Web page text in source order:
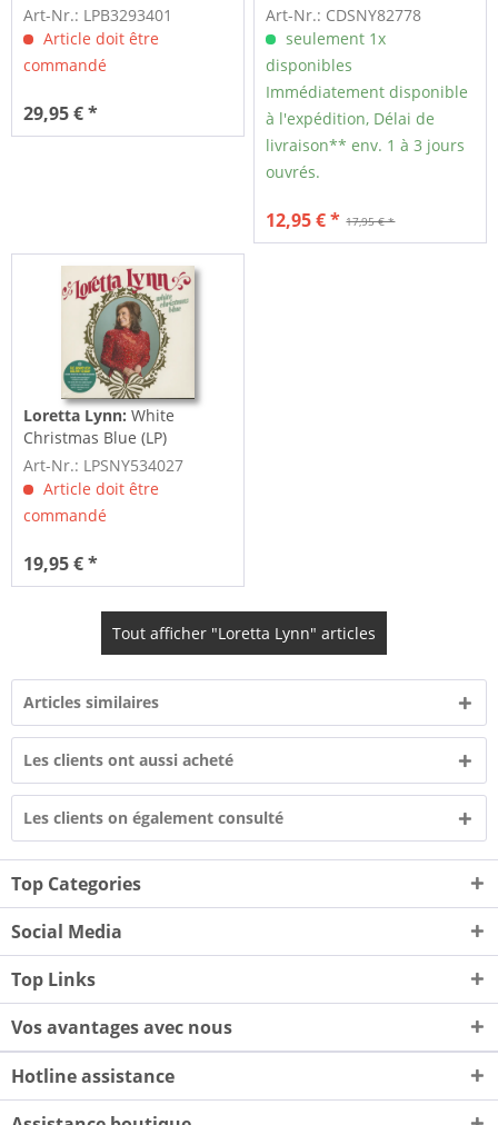
Art-Nr.: LPB3293401
Article doit être
commandé
29,95 € *
Art-Nr.: CDSNY82778
seulement 1x
disponibles
Immédiatement disponible
à l'expédition, Délai de
livraison** env. 1 à 3 jours
ouvrés.
17,95 € *
12,95 € *
Loretta Lynn: White
Christmas Blue (LP)
Art-Nr.: LPSNY534027
Article doit être
commandé
19,95 € *
Tout afficher "Loretta Lynn" articles
Articles similaires
Les clients ont aussi acheté
Les clients on également consulté
Top Categories
Social Media
Top Links
Vos avantages avec nous
Hotline assistance